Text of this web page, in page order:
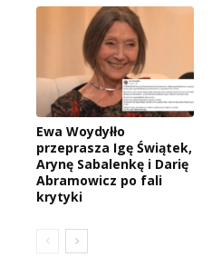
Ewa Woydyłło
przeprasza Igę Świątek,
Arynę Sabalenkę i Darię
Abramowicz po fali
krytyki